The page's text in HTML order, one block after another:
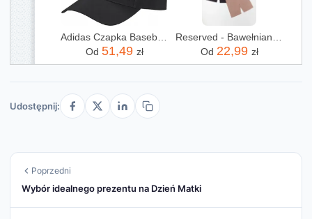
Adidas Czapka Baseball Lightweights JE5653 r 56
Od 51,49 zł
Od 22,99 zł
Udostępnij:
Poprzedni
Wybór idealnego prezentu na Dzień Matki